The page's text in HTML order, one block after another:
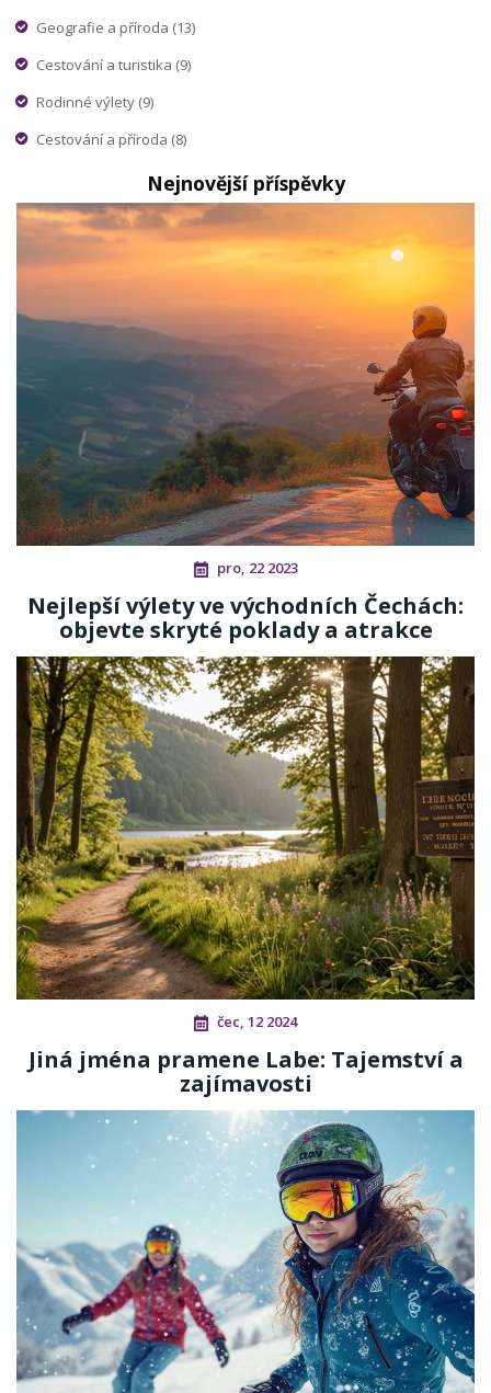
Geografie a příroda (13)
Cestování a turistika (9)
Rodinné výlety (9)
Cestování a příroda (8)
Nejnovější příspěvky
pro, 22 2023
Nejlepší výlety ve východních Čechách:
objevte skryté poklady a atrakce
čec, 12 2024
Jiná jména pramene Labe: Tajemství a
zajímavosti